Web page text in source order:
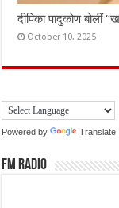
दीपिका पादुकोण बोलीं
October 10, 2025
Powered by Translate
FM Radio